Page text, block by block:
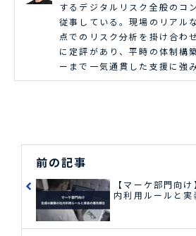
するデジタルリスク全般のコ
従事している。現場のリアル
点でのリスク分析を掛け合わ
に定評があり、平時の体制構
ーまで一気通貫した支援に強
前の記事
【マーケ部門向
内利用ルールと実